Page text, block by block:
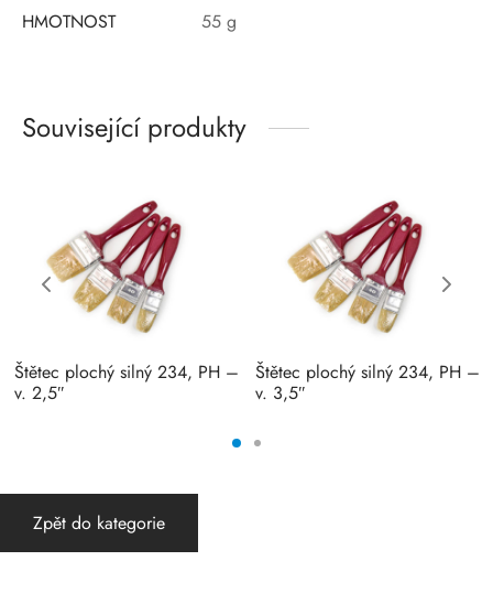
HMOTNOST 55 g
Související produkty
Štětec plochý silný 234, PH –
v. 2,5″
Štětec plochý silný 234, PH –
v. 3,5″
Zpět do kategorie